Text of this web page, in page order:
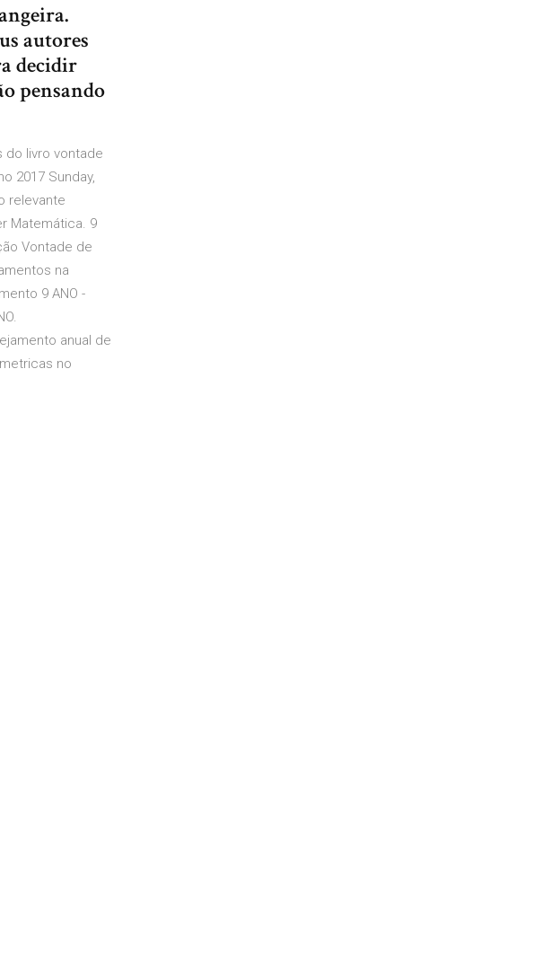
autores
decidir
pensando
do livro vontade
2017 Sunday,
relevante
Matemática. 9
Vontade de
na
9 ANO -
anual de
no